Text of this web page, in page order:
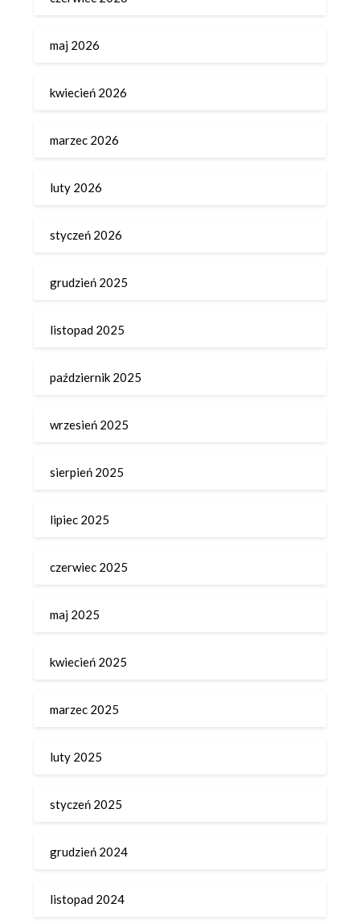
maj 2026
kwiecień 2026
marzec 2026
luty 2026
styczeń 2026
grudzień 2025
listopad 2025
październik 2025
wrzesień 2025
sierpień 2025
lipiec 2025
czerwiec 2025
maj 2025
kwiecień 2025
marzec 2025
luty 2025
styczeń 2025
grudzień 2024
listopad 2024